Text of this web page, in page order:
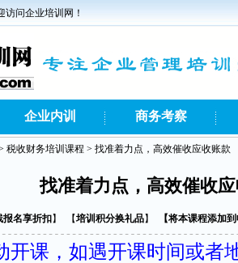
访问企业培训网！
企业内训 商务考察
税收财务培训课程 > 找准着力点，高效催收应收账款
找准着力点，高效催收
报名享折扣】 【培训积分换礼品】 【将本课程添加
开课，如遇开课时间或者